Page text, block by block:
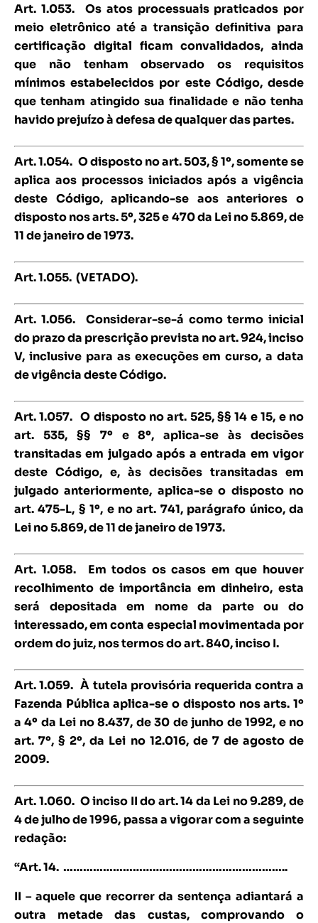
Art. 1.053.
Os atos processuais praticados por
meio eletrônico até a transição definitiva para
certificação digital ficam convalidados, ainda
que não tenham observado os requisitos
mínimos estabelecidos por este Código, desde
que tenham atingido sua finalidade e não tenha
havido prejuízo à defesa de qualquer das partes.
Art. 1.054. O disposto no art. 503, § 1º, somente se
aplica aos processos iniciados após a vigência
deste Código, aplicando-se aos anteriores o
disposto nos arts. 5º, 325 e 470 da Lei no 5.869, de
11 de janeiro de 1973.
Art. 1.055. (VETADO).
Art. 1.056.
Considerar-se-á como termo inicial
do prazo da prescrição prevista no art. 924, inciso
V, inclusive para as execuções em curso, a data
de vigência deste Código.
Art. 1.057. O disposto no art. 525, §§ 14 e 15, e no
art. 535, §§ 7º e 8º, aplica-se às decisões
transitadas em julgado após a entrada em vigor
deste Código, e, às decisões transitadas em
julgado anteriormente, aplica-se o disposto no
art. 475-L, § 1º, e no art. 741, parágrafo único, da
Lei no 5.869, de 11 de janeiro de 1973.
Art. 1.058.
Em todos os casos em que houver
recolhimento de importância em dinheiro, esta
será depositada em nome da parte ou do
interessado, em conta especial movimentada por
ordem do juiz, nos termos do art. 840, inciso I.
Art. 1.059. À tutela provisória requerida contra a
Fazenda Pública aplica-se o disposto nos arts. 1º
a 4º da Lei no 8.437, de 30 de junho de 1992, e no
art. 7º, § 2º, da Lei no 12.016, de 7 de agosto de
2009.
Art. 1.060. O inciso II do art. 14 da Lei no 9.289, de
4 de julho de 1996, passa a vigorar com a seguinte
redação:
“Art. 14. …………………………………………………………..
II – aquele que recorrer da sentença adiantará a
outra metade das custas, comprovando o